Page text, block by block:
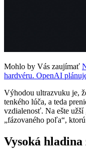
Mohlo by Vás zaujímať
hardvéru. OpenAI
Výhodou ultrazvuku je,
tenkého lúča, a teda
vzdialenosť. Na ešte
„fázovaného poľa“,
Vysoká